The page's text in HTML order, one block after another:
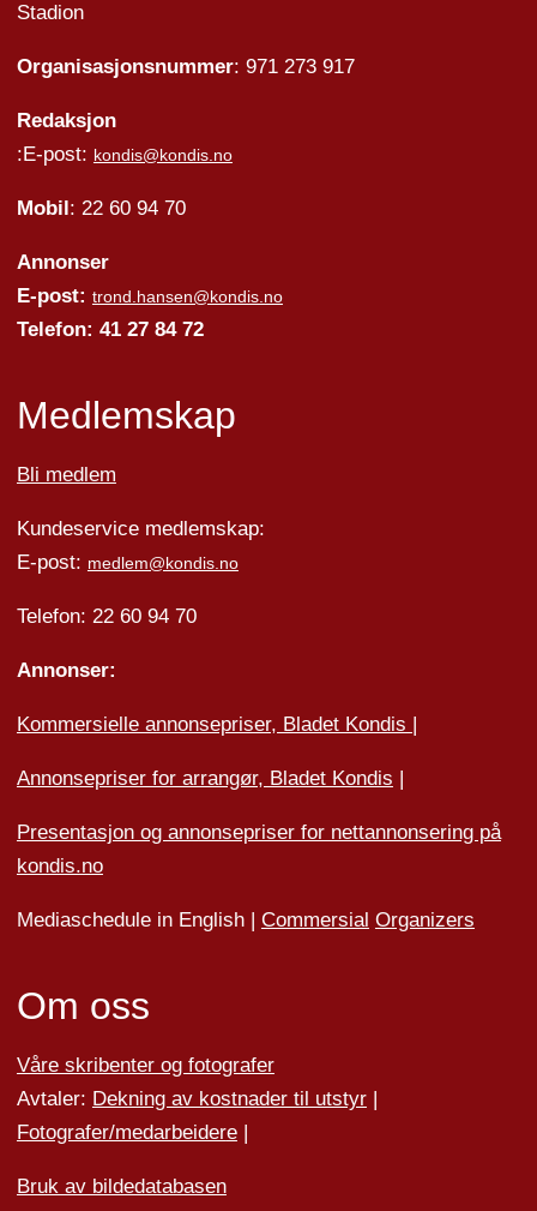
Stadion
Organisasjonsnummer: 971 273 917
Redaksjon
:E-post: kondis@kondis.no
Mobil: 22 60 94 70
Annonser
E-post: trond.hansen@kondis.no
Telefon: 41 27 84 72
Medlemskap
Bli medlem
Kundeservice medlemskap:
E-post: medlem@kondis.no
Telefon: 22 60 94 70
Annonser:
Kommersielle annonsepriser, Bladet Kondis |
Annonsepriser for arrangør, Bladet Kondis |
Presentasjon og annonsepriser for nettannonsering på
kondis.no
Mediaschedule in English | Commersial Organizers
Om oss
Våre skribenter og fotografer
Avtaler: Dekning av kostnader til utstyr|
Fotografer/medarbeidere|
Bruk av bildedatabasen